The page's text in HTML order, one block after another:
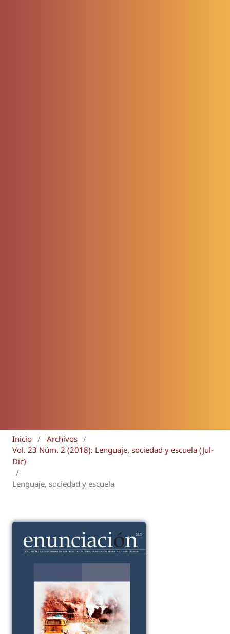
Inicio / Archivos /
Vol. 23 Núm. 2 (2018): Lenguaje, sociedad y escuela (Jul-
Dic)
/
Lenguaje, sociedad y escuela